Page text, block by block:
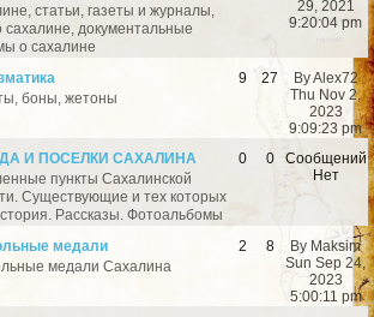
статьи, газеты и журналы,
сахалине, документальные
о сахалине
29, 2021
9:20:04 pm
боны, жетоны
9 27
By Alex72
Thu Nov 2,
2023
9:09:23 pm
И ПОСЕЛКИ САХАЛИНА
пункты Сахалинской
Существующие и тех которых
Рассказы. Фотоальбомы
0 0
Сообщений
Нет
медали
медали Сахалина
2 8
By Maksim
Sun Sep 24,
2023
5:00:11 pm